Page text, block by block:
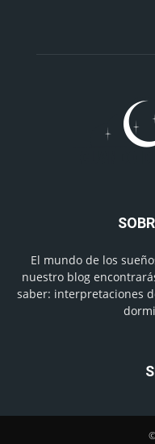
El mundo de los
nuestro blog
saber: interpretaciones